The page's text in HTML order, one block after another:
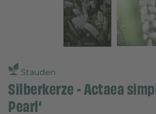
Stauden
Silberkerze - Actaea
Pearl‘